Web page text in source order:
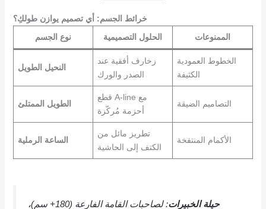
خرائط الجسم: أي تصميم يوازن طولكِ؟
نوع الجسم
الحلول التصميمية الممنوعات
النحيل الطويل
زخارف أفقية عند
الصدر والورك
الخطوط العمودية
الكثيفة
الطويل الممتلئ
قطع A-line مع
أحزمة مُركّزة
التصاميم الضيقة
الساعة الرملية
تطريز مائل من
الكتف إلى الحاشية
الأكمام المنتفخة
حيلة الخبيرات : لصاحبات القامة الفارعة (180+ سم)،